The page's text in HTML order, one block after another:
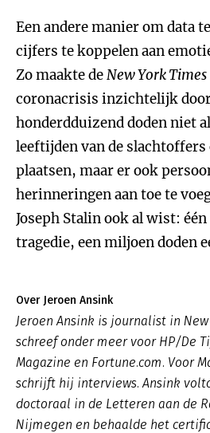
Een andere manier om data
cijfers te koppelen aan
Zo maakte deNew York Times
coronacrisis inzichtelijk
honderdduizend doden niet
leeftijden van de slachtoffers
plaatsen, maar er ook
herinneringen aan toe te
Joseph Stalin ook al wist: één
tragedie, een miljoen doden
Over Jeroen Ansink
Jeroen Ansink is journalist in
schreef onder meer voor HP/De
Magazine en Fortune.com. Voor
schrijft hij interviews. Ansink
doctoraal in de Letteren aan de
Nijmegen en behaalde het